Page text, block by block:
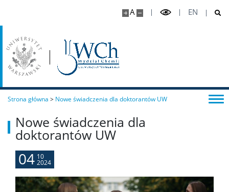
A EN
Szkoła Doktorska Nauk Ścisłych i Przyrodniczych
Archiwum
Studia doktoranckie
TRI-BIO-CHEM
RadFarm
Strona główna > Nowe świadczenia dla doktorantów UW
Nowe świadczenia dla
doktorantów UW
04 10
2024